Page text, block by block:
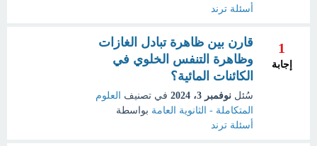
أسئلة ترند
1
إجابة
قارن بين ظاهرة تبادل الغازات
وظاهرة التنفس الخلوي في
الكائنات المائية؟
سُئل نوفمبر 3، 2024 في تصنيف
العلوم
المتكاملة - الثانوية العامة بواسطة
أسئلة ترند